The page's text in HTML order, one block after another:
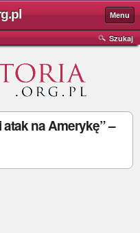
Menu
Szukaj
atak na Amerykę” –